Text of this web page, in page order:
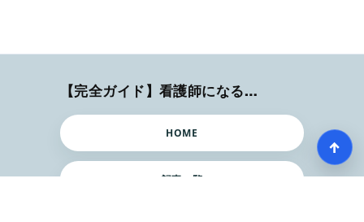
【完全ガイド】看護師になるまでのステップ＆スケジュール
HOME
記事一覧
↑